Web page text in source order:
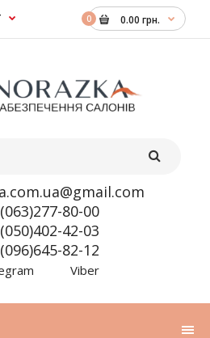
0 0.00 грн.
80-00
42-03
82-12
Viber